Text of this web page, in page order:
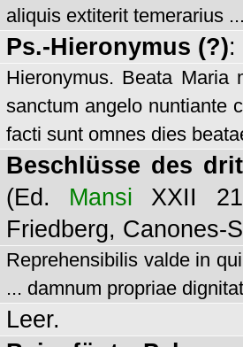
aliquis extiterit temerarius
Ps.-Hieronymus (?):
Hieronymus. Beata Maria
sanctum angelo nuntiante
facti sunt omnes dies
Beschlüsse des
(Ed. Mansi XXII
Friedberg, Canones-
Reprehensibilis valde in
... damnum propriae
Leer.